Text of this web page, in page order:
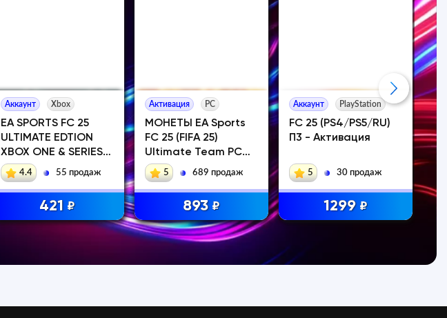
Аккаунт Xbox
EA SPORTS FC 25
ULTIMATE EDTION
XBOX ONE & SERIES
X|S
4.4 55 продаж
421 ₽
Активация PC
МОНЕТЫ EA Sports
FC 25 (FIFA 25)
Ultimate Team PC
Coins
5 689 продаж
893 ₽
Аккаунт PlayStation
FC 25 (PS4/PS5/RU)
П3 - Активация
5 30 продаж
1299 ₽